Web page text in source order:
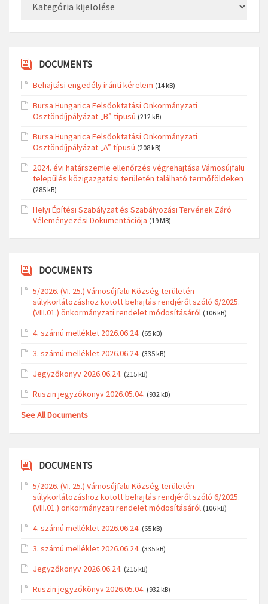
DOCUMENTS
Behajtási engedély iránti kérelem (14 kB)
Bursa Hungarica Felsőoktatási Önkormányzati
Ösztöndíjpályázat „B” típusú (212 kB)
Bursa Hungarica Felsőoktatási Önkormányzati
Ösztöndíjpályázat „A” típusú (208 kB)
2024. évi határszemle ellenőrzés végrehajtása Vámosújfalu
település közigazgatási területén található termőföldeken
(285 kB)
Helyi Építési Szabályzat és Szabályozási Tervének Záró
Véleményezési Dokumentációja (19 MB)
DOCUMENTS
5/2026. (VI. 25.) Vámosújfalu Község területén
súlykorlátozáshoz kötött behajtás rendjéről szóló 6/2025.
(VIII.01.) önkormányzati rendelet módosításáról (106 kB)
4. számú melléklet 2026.06.24. (65 kB)
3. számú melléklet 2026.06.24. (335 kB)
Jegyzőkönyv 2026.06.24. (215 kB)
Ruszin jegyzőkönyv 2026.05.04. (932 kB)
See All Documents
DOCUMENTS
5/2026. (VI. 25.) Vámosújfalu Község területén
súlykorlátozáshoz kötött behajtás rendjéről szóló 6/2025.
(VIII.01.) önkormányzati rendelet módosításáról (106 kB)
4. számú melléklet 2026.06.24. (65 kB)
3. számú melléklet 2026.06.24. (335 kB)
Jegyzőkönyv 2026.06.24. (215 kB)
Ruszin jegyzőkönyv 2026.05.04. (932 kB)